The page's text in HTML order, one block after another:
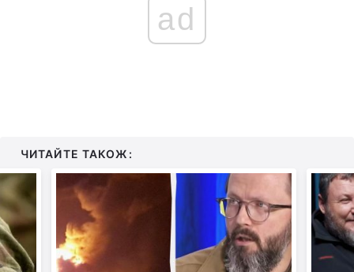
ad
ЧИТАЙТЕ ТАКОЖ: